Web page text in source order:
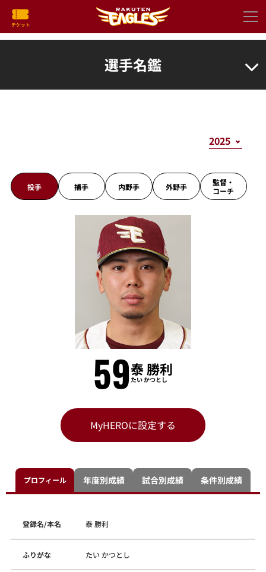
選手名鑑
投手 捕手 内野手 外野手
監督・
コーチ
59泰 勝利
たい かつとし
MyHEROに設定する
プロフィール 年度別成績 試合別成績 条件別成績
登録名/本名 泰 勝利
ふりがな たい かつとし